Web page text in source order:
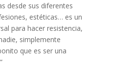
desde sus diferentes
estéticas… es un
para hacer resistencia,
simplemente
que es ser una